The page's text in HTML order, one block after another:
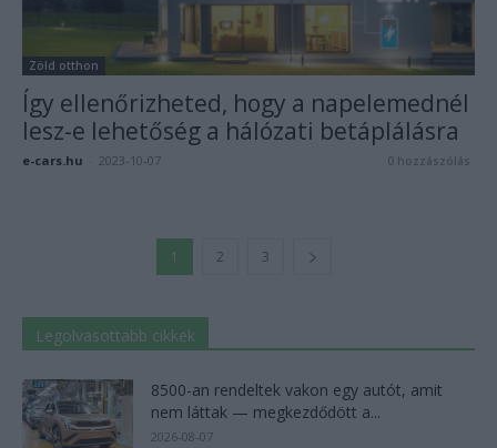
Zöld otthon
Így ellenőrizheted, hogy a napelemednél
lesz-e lehetőség a hálózati betáplálásra
e-cars.hu 2023-10-07 0 hozzászólás
1 2 3
Legolvasottabb cikkek
8500-an rendeltek vakon egy autót, amit
nem láttak — megkezdődött a...
2026-08-07